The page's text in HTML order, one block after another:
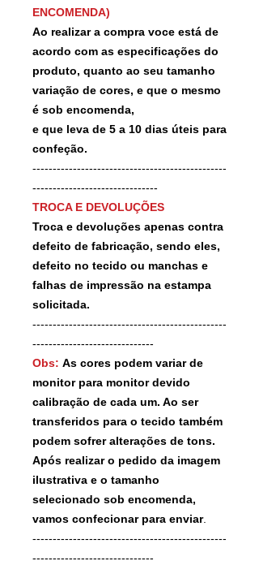
ENCOMENDA)
Ao realizar a compra voce está de
acordo com as especificações do
produto, quanto ao seu tamanho
variação de cores, e que o mesmo
é sob encomenda,
e que leva de 5 a 10 dias úteis para
confeção.
------------------------------------------------
-------------------------------
TROCA E DEVOLUÇÕES
Troca e devoluções apenas contra
defeito de fabricação, sendo eles,
defeito no tecido ou manchas e
falhas de impressão na estampa
solicitada.
------------------------------------------------
------------------------------
Obs: As cores podem variar de
monitor para monitor devido
calibração de cada um. Ao ser
transferidos para o tecido também
podem sofrer alterações de tons.
Após realizar o pedido da imagem
ilustrativa e o tamanho
selecionado sob encomenda,
vamos confecionar para enviar.
------------------------------------------------
------------------------------